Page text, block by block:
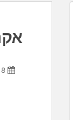
8 ביולי 2010